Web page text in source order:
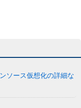
ソース仮想化の詳細な